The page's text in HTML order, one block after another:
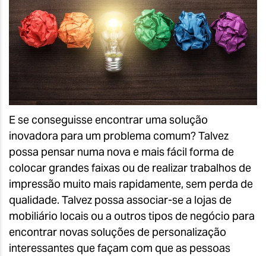
E se conseguisse encontrar uma solução
inovadora para um problema comum? Talvez
possa pensar numa nova e mais fácil forma de
colocar grandes faixas ou de realizar trabalhos de
impressão muito mais rapidamente, sem perda de
qualidade. Talvez possa associar-se a lojas de
mobiliário locais ou a outros tipos de negócio para
encontrar novas soluções de personalização
interessantes que façam com que as pessoas